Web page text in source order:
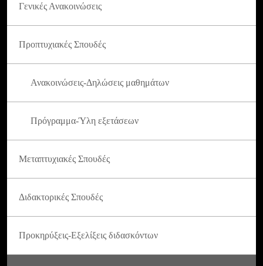
Γενικές Ανακοινώσεις
Προπτυχιακές Σπουδές
Ανακοινώσεις-Δηλώσεις μαθημάτων
Πρόγραμμα-Ύλη εξετάσεων
Μεταπτυχιακές Σπουδές
Διδακτορικές Σπουδές
Προκηρύξεις-Εξελίξεις διδασκόντων